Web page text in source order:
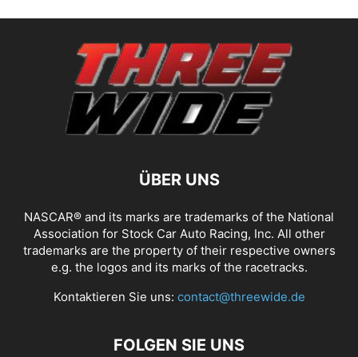
ÜBER UNS
NASCAR® and its marks are trademarks of the National
Association for Stock Car Auto Racing, Inc. All other
trademarks are the property of their respective owners
e.g. the logos and its marks of the racetracks.
Kontaktieren Sie uns: contact@threewide.de
FOLGEN SIE UNS